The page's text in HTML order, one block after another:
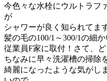
今色々な水栓にウルトラフ
が
シャワーが良く知られてま
髪の毛の100/1～300/1の細
従業員F家に取付！さて、
ちなみに早々洗濯槽の掃除
綺麗になったような気が